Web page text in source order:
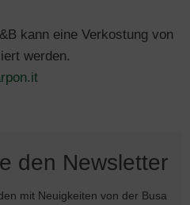
kann eine Verkostung von
werden.
den Newsletter
mit Neuigkeiten von der Busa